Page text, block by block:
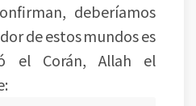
deberíamos
de estos mundos es
el Corán, Allah el